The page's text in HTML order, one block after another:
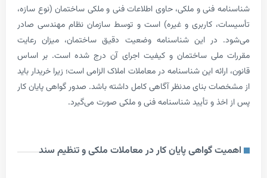
فنی و ملکی، حاوی اطلاعات فنی و ملکی ساختمان (نوع سازه،
کاربری و غیره) است و توسط سازمان نظام مهندسی صادر
این شناسنامه وضعیت دقیق ساختمان، میزان رعایت
ساختمان و کیفیت اجرای آن درج شده است. بر اساس
این شناسنامه در معاملات املاک الزامی است؛ زیرا خریدار باید
بنای مدنظر آگاهی کامل داشته باشد. صدور گواهی پایان کار
و تأیید شناسنامه فنی و ملکی صورت می‌گیرد.
گواهی پایان کار در معاملات ملکی و تنظیم سند